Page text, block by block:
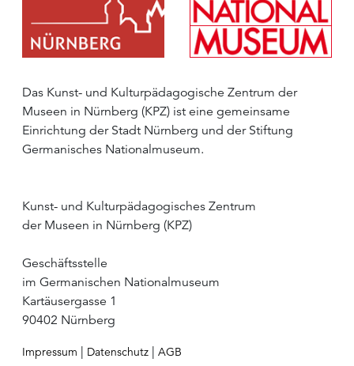
Das Kunst- und Kulturpädagogische Zentrum der
Museen in Nürnberg (KPZ) ist eine gemeinsame
Einrichtung der Stadt Nürnberg und der Stiftung
Germanisches Nationalmuseum.
Kunst- und Kulturpädagogisches Zentrum
der Museen in Nürnberg (KPZ)
Geschäftsstelle
im Germanischen Nationalmuseum
Kartäusergasse 1
90402 Nürnberg
Impressum | Datenschutz | AGB